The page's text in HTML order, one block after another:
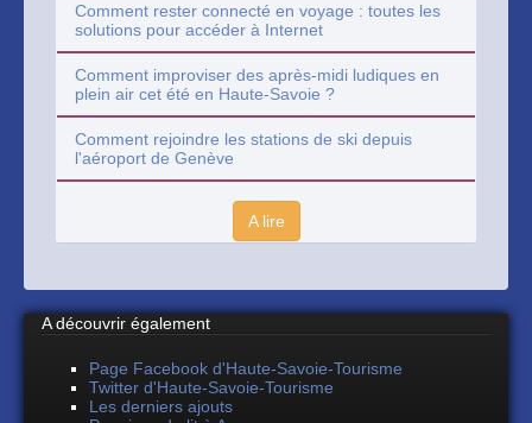
Comment rester connecté en voyage : toutes les
solutions pour accéder à Internet
Comment improviser des après-midi ludiques en
plein air cet été en Haute-Savoie ?
Comment rejoindre les stations de ski depuis
l'aéroport de Genève
A lire
A découvrir également
Page Facebook d'Haute-Savoie-Tourisme
Twitter d'Haute-Savoie-Tourisme
Les derniers ajouts